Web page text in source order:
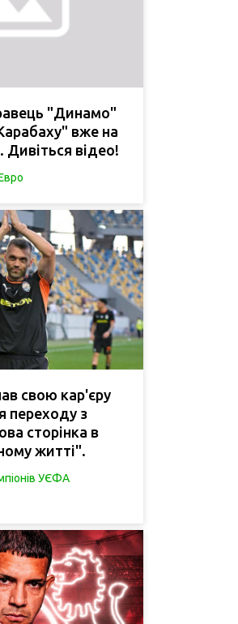
"Динамо"
вже на
Дивіться відео!
свою кар'єру
переходу з
сторінка в
житті".
УЄФА